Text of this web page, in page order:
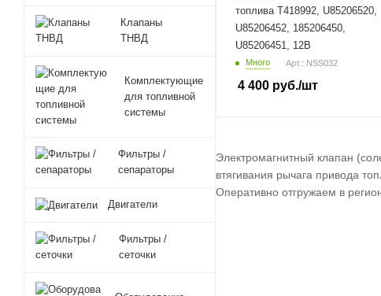
топлива T418992, U85206520,
U85206452, 185206450,
U85206451, 12В
Много Арт.: NSS032
4 400 руб./шт
Электромагнитный клапан
втягивания рычага привода
Оперативно отгружаем в
Клапаны
ТНВД
Комплектующие
для топливной
системы
Фильтры /
сепараторы
Двигатели
Фильтры /
сеточки